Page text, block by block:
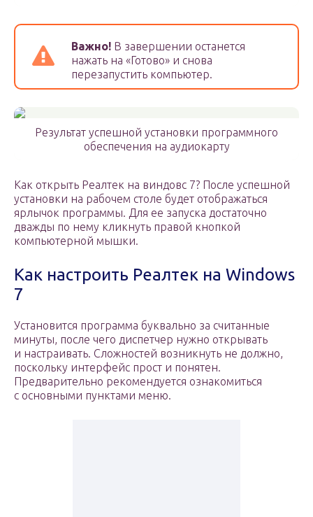
Важно! В завершении останется
нажать на «Готово» и снова
перезапустить компьютер.
Результат успешной установки программного
обеспечения на аудиокарту
Как открыть Реалтек на виндовс 7? После успешной
установки на рабочем столе будет отображаться
ярлычок программы. Для ее запуска достаточно
дважды по нему кликнуть правой кнопкой
компьютерной мышки.
Как настроить Реалтек на Windows
7
Установится программа буквально за считанные
минуты, после чего диспетчер нужно открывать
и настраивать. Сложностей возникнуть не должно,
поскольку интерфейс прост и понятен.
Предварительно рекомендуется ознакомиться
с основными пунктами меню.